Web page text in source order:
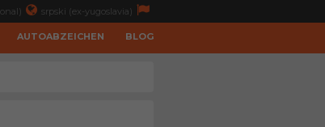
srpski (ex-yugoslavia)
AUTOABZEICHEN BLOG